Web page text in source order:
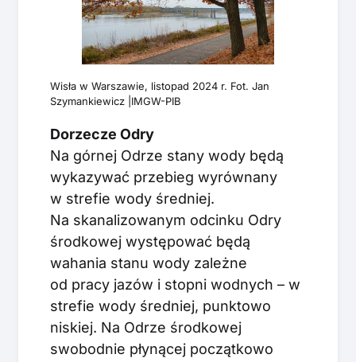
Wisła w Warszawie, listopad 2024 r. Fot. Jan
Szymankiewicz |IMGW-PIB
Dorzecze Odry
Na górnej Odrze stany wody będą
wykazywać przebieg wyrównany
w strefie wody średniej.
Na skanalizowanym odcinku Odry
środkowej występować będą
wahania stanu wody zależne
od pracy jazów i stopni wodnych – w
strefie wody średniej, punktowo
niskiej. Na Odrze środkowej
swobodnie płynącej początkowo